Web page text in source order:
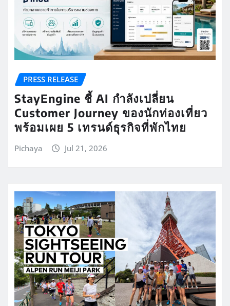
PRESS RELEASE
StayEngine ชี้ AI กำลังเปลี่ยน
Customer Journey ของนักท่องเที่ยว
พร้อมเผย 5 เทรนด์ธุรกิจที่พักไทย
Pichaya Jul 21, 2026